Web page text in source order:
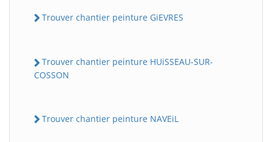
Trouver chantier peinture GiEVRES
Trouver chantier peinture HUiSSEAU-SUR-
COSSON
Trouver chantier peinture NAVEiL